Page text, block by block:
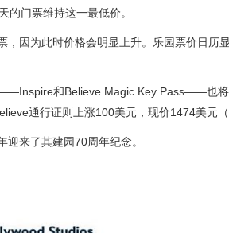
的门票维持这一最低价。
，因为此时价格会明显上升。乐园票价日
和Believe Magic Key Pass——也
通行证则上涨100美元，现价1474美元（
来了其建园70周年纪念。